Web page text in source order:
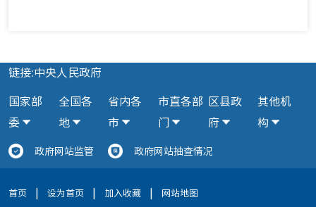
链接:中央人民政府
国家部
委
全国各
地
省内各
市
市直各部
门
区县政
府
其他机
构
政府网站监管 政府网站抽查情况
首页 | 设为首页 | 加入收藏 |
网站地图